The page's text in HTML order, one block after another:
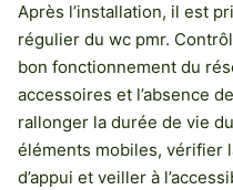
Après l’installation, il est
régulier du wc pmr.
bon fonctionnement du
accessoires et l’absence
rallonger la durée de vie
éléments mobiles, vérifier
d’appui et veiller à